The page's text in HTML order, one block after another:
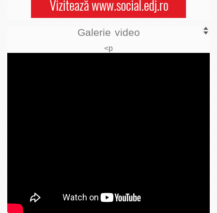
Galerie video
<p